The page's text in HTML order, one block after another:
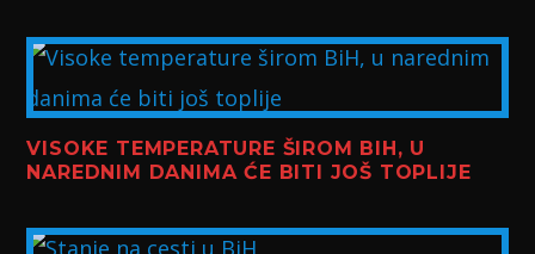
VISOKE TEMPERATURE ŠIROM BIH, U
NAREDNIM DANIMA ĆE BITI JOŠ TOPLIJE